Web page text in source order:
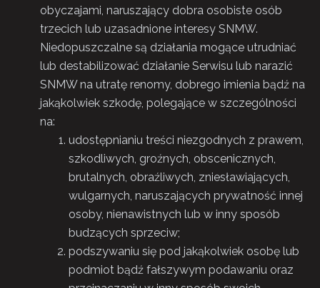
obyczajami, naruszający dobra osobiste osób
trzecich lub uzasadnione interesy SNMW.
Niedopuszczalne są działania mogące utrudniać
lub destabilizować działanie Serwisu lub narazić
SNMW na utratę renomy, dobrego imienia bądź na
jakąkolwiek szkodę, polegające w szczególności
na:
udostępnianiu treści niezgodnych z prawem,
szkodliwych, groźnych, obscenicznych,
brutalnych, obraźliwych, zniesławiających,
wulgarnych, naruszających prywatność innej
osoby, nienawistnych lub w inny sposób
budzących sprzeciw;
podszywaniu się pod jakąkolwiek osobę lub
podmiot bądź fałszywym podawaniu oraz